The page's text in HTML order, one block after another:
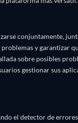
conjuntamente,
y garantizar
sobre posibles
gestionar sus
el detector de